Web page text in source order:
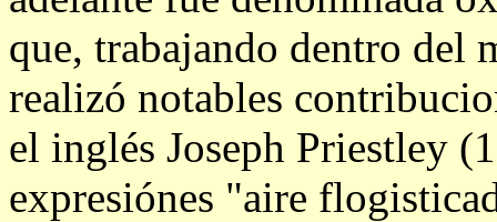
que, trabajando dentro del
realizó notables
el inglés Joseph Priestley
expresiónes "aire